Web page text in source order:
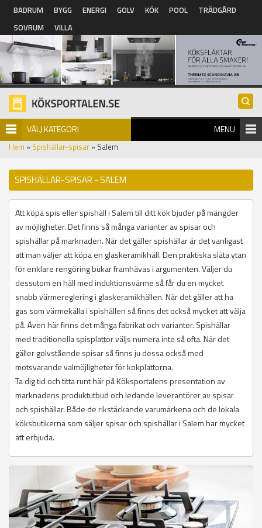
Hoppa till huvudinnehåll
BADRUM BYGG ENERGI GOLV KÖK POOL
TRÄDGÅRD
SOVRUM
VILLA
VÄLJ KATEGORI MENU
Hem » Spishällar-spisar » Salem
SPISHÄLLAR-SPISAR - SALEM
Att köpa spis eller spishäll i Salem till ditt kök bjuder på mängder
av möjligheter. Det finns så många varianter av spisar och
spishällar på marknaden. När det gäller spishällar är det vanligast
att man väljer att köpa en glaskeramikhäll. Den praktiska släta ytan
för enklare rengöring bukar framhävas i argumenten. Väljer du
dessutom en häll med induktionsvärme så får du en mycket
snabb värmereglering i glaskeramikhällen. När det gäller att ha
gas som värmekälla i spishällen så finns det också mycket att välja
på. Även här finns det många fabrikat och varianter. Spishällar
med traditionella spisplattor väljs numera inte så ofta. När det
gäller golvstående spisar så finns ju dessa också med
motsvarande valmöjligheter för kokplattorna.
Ta dig tid och titta runt här på Köksportalens presentation av
marknadens produktutbud och ledande leverantörer av spisar
och spishällar. Både de rikstäckande varumärkena och de lokala
köksbutikerna som säljer spisar och spishällar i Salem har mycket
att erbjuda.